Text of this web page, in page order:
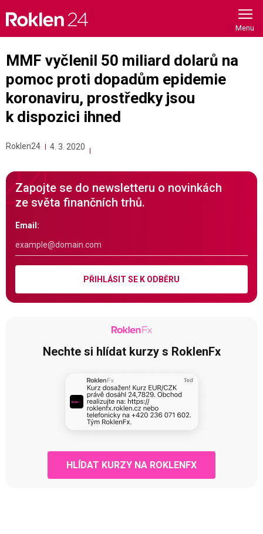
content
MMF vyčlenil 50 miliard dolarů na
pomoc proti dopadům epidemie
koronaviru, prostředky jsou
k dispozici ihned
Roklen24 4. 3. 2020
Zapojte se do newsletteru o novinkách
ze světa finančních trhů.
Email:
PŘIHLÁSIT SE K ODBĚRU
Nechte si hlídat kurzy s RoklenFx
HLÍDAT KURZY NA ROKLENFX